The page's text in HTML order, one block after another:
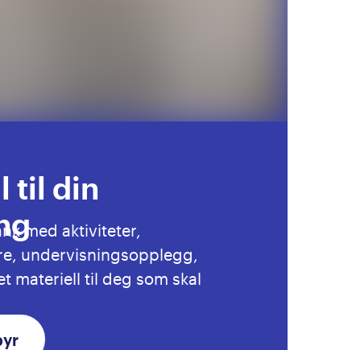
til din
med aktiviteter,
undervisningsopplegg,
materiell til deg som skal